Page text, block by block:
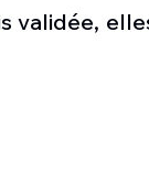
validée,